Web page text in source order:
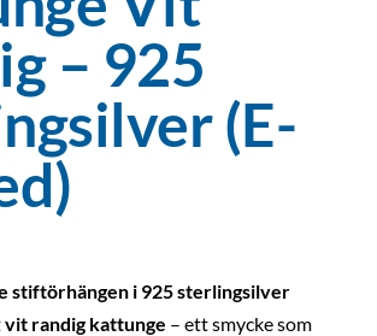
– 925
(E-
stiftörhängen i 925 sterlingsilver
vit randig kattunge – ett smycke som